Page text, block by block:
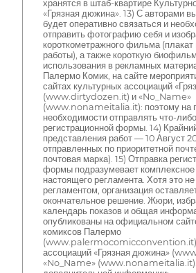
хранятся в штаб-квартире
«Грязная дюжина». 13) С авторами
будет оперативно связаться и
отправить фотографию себя и
короткометражного фильма
работы), а также короткую
использования в рекламных
Палермо Комик, на сайте
сайтах культурных ассоциаций
(www.dirtydozen.it) и «No_Name»
(www.nonameitalia.it): поэтому на
необходимости отправлять что-
регистрационной формы. 14)
представления работ — 10 Август
отправленных по приоритетной
почтовая марка). 15) Отправка
формы подразумевает комплексное
настоящего регламента. Хотя это
регламентом, организация
окончательное решение. Жюри,
календарь показов и общая
опубликованы на официальном
комиксов Палермо
(www.palermocomicconvention.it)
ассоциаций «Грязная дюжина»
«No_Name» (www.nonameitalia.it).